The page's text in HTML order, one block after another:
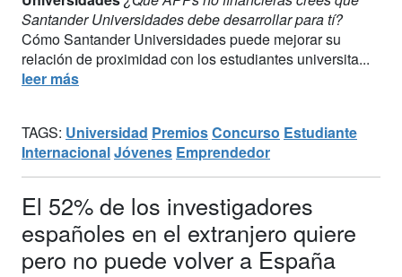
Santander Universidades debe desarrollar para tí?
Cómo Santander Universidades puede mejorar su
relación de proximidad con los estudiantes universita...
leer más
TAGS: Universidad PremiosConcurso Estudiante
InternacionalJóvenes Emprendedor
El 52% de los investigadores
españoles en el extranjero quiere
pero no puede volver a España